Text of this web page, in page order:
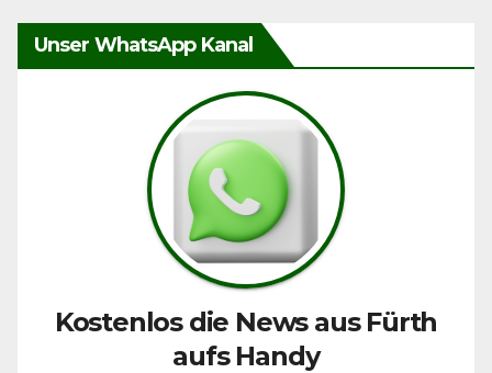
Unser WhatsApp Kanal
Kostenlos die News aus Fürth
aufs Handy